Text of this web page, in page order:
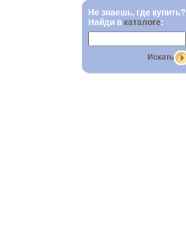
Не знаешь, где купить?
Найди в каталоге:
Искать